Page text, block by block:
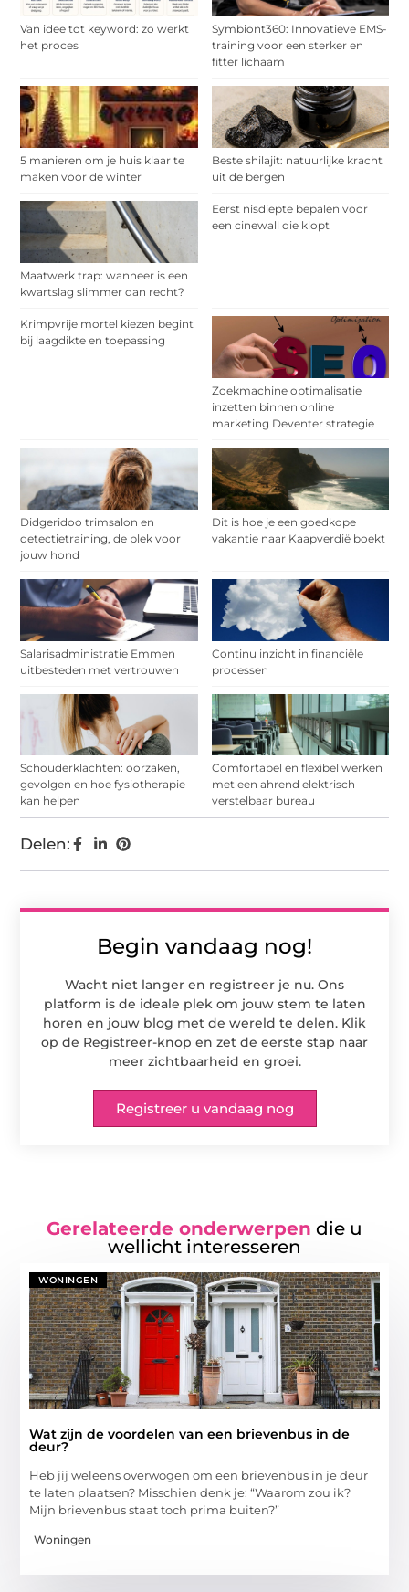
Van idee tot keyword: zo werkt
het proces
Symbiont360: Innovatieve EMS-
training voor een sterker en
fitter lichaam
5 manieren om je huis klaar te
maken voor de winter
Beste shilajit: natuurlijke kracht
uit de bergen
Maatwerk trap: wanneer is een
kwartslag slimmer dan recht?
Eerst nisdiepte bepalen voor
een cinewall die klopt
Krimpvrije mortel kiezen begint
bij laagdikte en toepassing
Zoekmachine optimalisatie
inzetten binnen online
marketing Deventer strategie
Didgeridoo trimsalon en
detectietraining, de plek voor
jouw hond
Dit is hoe je een goedkope
vakantie naar Kaapverdië boekt
Salarisadministratie Emmen
uitbesteden met vertrouwen
Continu inzicht in financiële
processen
Schouderklachten: oorzaken,
gevolgen en hoe fysiotherapie
kan helpen
Comfortabel en flexibel werken
met een ahrend elektrisch
verstelbaar bureau
Begin vandaag nog!
Wacht niet langer en registreer je nu. Ons
platform is de ideale plek om jouw stem te laten
horen en jouw blog met de wereld te delen. Klik
op de Registreer-knop en zet de eerste stap naar
meer zichtbaarheid en groei.
Registreer u vandaag nog
Delen:
Gerelateerde onderwerpen die u
wellicht interesseren
WONINGEN
Wat zijn de voordelen van een brievenbus in de
deur?
Heb jij weleens overwogen om een brievenbus in je deur
te laten plaatsen? Misschien denk je: “Waarom zou ik?
Mijn brievenbus staat toch prima buiten?”
Woningen